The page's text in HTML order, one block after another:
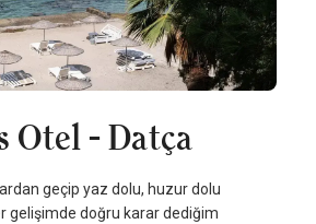
Otel - Datça
geçip yaz dolu, huzur dolu
gelişimde doğru karar dediğim